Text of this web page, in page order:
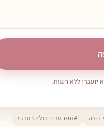
יועברו ללא רשות.
דולה #נופר עבדי דולה במרכז